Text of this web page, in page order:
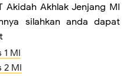
Akidah Akhlak Jenjang MI
silahkan anda dapat
1 MI
2 MI